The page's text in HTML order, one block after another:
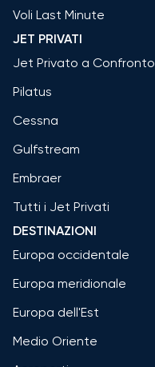
Voli Last Minute
JET PRIVATI
Jet Privato a Confronto
Pilatus
Cessna
Gulfstream
Embraer
Tutti i Jet Privati
DESTINAZIONI
Europa occidentale
Europa meridionale
Europa dell'Est
Medio Oriente